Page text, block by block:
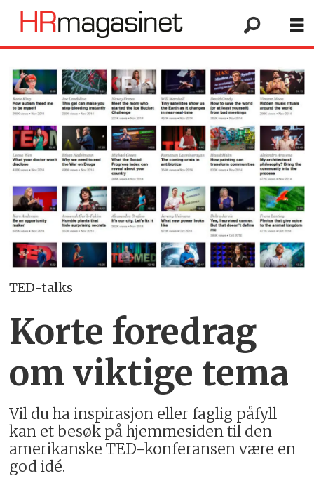
TED-talks
Korte foredrag
om viktige tema
Vil du ha inspirasjon eller faglig påfyll
kan et besøk på hjemmesiden til den
amerikanske TED-konferansen være en
god idé.